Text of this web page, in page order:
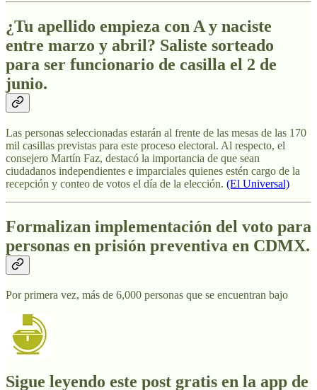
¿Tu apellido empieza con A y naciste
entre marzo y abril? Saliste sorteado
para ser funcionario de casilla el 2 de
junio.
Las personas seleccionadas estarán al frente de las mesas de las 170
mil casillas previstas para este proceso electoral. Al respecto, el
consejero Martín Faz, destacó la importancia de que sean
ciudadanos independientes e imparciales quienes estén cargo de la
recepción y conteo de votos el día de la elección. (El Universal)
Formalizan implementación del voto para
personas en prisión preventiva en CDMX.
Por primera vez, más de 6,000 personas que se encuentran bajo
Sigue leyendo este post gratis en la app de